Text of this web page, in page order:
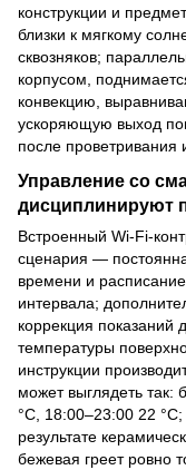
конструкции и
близки к мягкому
сквозняков;
корпусом,
конвекцию,
ускоряющую выход
после проветривания
Управление со
дисциплинируют
Встроенный Wi-Fi-
сценария —
времени и
интервала;
коррекция показаний
температуры
инструкции
может выглядеть так:
°C, 18:00–23:00 22
результате
бежевая греет ровно